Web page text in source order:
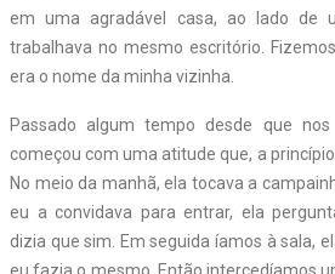
em uma agradável casa, ao lado de
trabalhava no mesmo escritório.
era o nome da minha vizinha.
Passado algum tempo desde que
começou com uma atitude que, a
No meio da manhã, ela tocava a
eu a convidava para entrar, ela
dizia que sim. Em seguida íamos à sala,
eu fazia o mesmo. Então intercedíamos